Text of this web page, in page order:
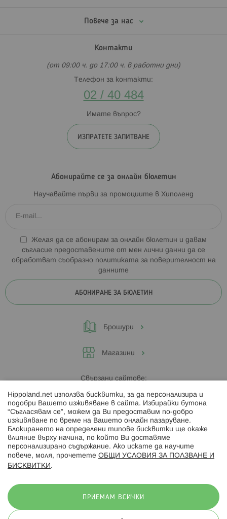
Повече за нас
Контакти
(от 09:00 ч. до 17:00 ч. в работни дни)
Телефон за контакти:
02 / 40 484
Имате въпрос?
ИЗПРАТЕТЕ ЗАПИТВАНЕ
Абонирайте се за онлайн бюлетин
Научавайте първи за промоциите в Хиполенд
Желая да се абонирам за онлайн бюлетин и давам
съгласие предоставените от мен лични данни да се
обработват съобразно политиката за поверителност на
данните
АБОНИРАНЕ ЗА БЮЛЕТИН
Брошури
Магазини
Свързани сайтове:
Hippoland.ro
Последвайте ни:
Hippoland.net използва бисквитки, за да персонализира и
подобри Вашето изживяване в сайта. Избирайки бутона
“Съгласявам се”, можем да Ви предоставим по-добро
изживяване по време на Вашето онлайн пазаруване.
Блокирането на определени типове бисквитки ще окаже
влияние върху начина, по който Ви доставяме
персонализирано съдържание. Ако искате да научите
повече, моля, прочетете ОБЩИ УСЛОВИЯ ЗА ПОЛЗВАНЕ И
БИСКВИТКИ .
ПРИЕМАМ ВСИЧКИ